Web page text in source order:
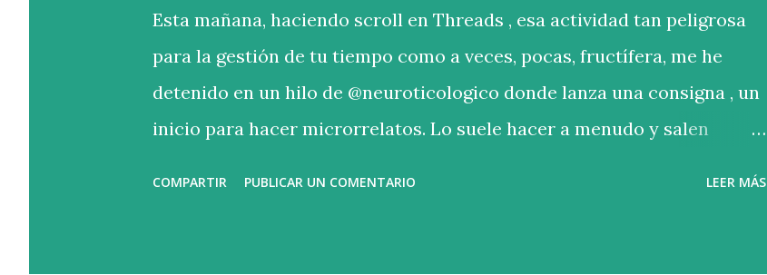
Esta mañana, haciendo scroll en Threads , esa actividad tan peligrosa
para la gestión de tu tiempo como a veces, pocas, fructífera, me he
detenido en un hilo de @neuroticologico donde lanza una consigna , un
inicio para hacer microrrelatos. Lo suele hacer a menudo y salen
COMPARTIR PUBLICAR UN COMENTARIO LEER MÁS